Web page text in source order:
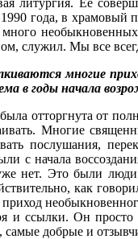
года, в храмовый
служил. Мы все
многие
в годы начала
отторгнута от
Многие
послушания,
с начала
нет. Это были
как
приход
и ссылки. Он
самые добрые и